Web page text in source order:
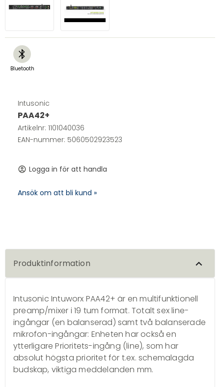
bluetooth
Bluetooth
Intusonic
PAA42+
Artikelnr: 1101040036
EAN-nummer: 5060502923523
account_circle Logga in för att handla
Ansök om att bli kund »
Produktinformation
Intusonic Intuworx PAA42+ är en multifunktionell
preamp/mixer i 19 tum format. Totalt sex line-
ingångar (en balanserad) samt två balanserade
mikrofon-ingångar: Enheten har också en
ytterligare Prioritets-ingång (line), som har
absolut högsta prioritet för t.ex. schemalagda
budskap, viktiga meddelanden mm.